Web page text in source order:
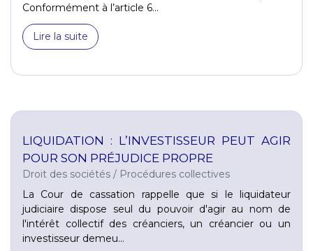
Conformément à l’article 6...
Lire la suite
LIQUIDATION : L’INVESTISSEUR PEUT AGIR
POUR SON PRÉJUDICE PROPRE
Droit des sociétés / Procédures collectives
La Cour de cassation rappelle que si le liquidateur
judiciaire dispose seul du pouvoir d'agir au nom de
l'intérêt collectif des créanciers, un créancier ou un
investisseur demeu...